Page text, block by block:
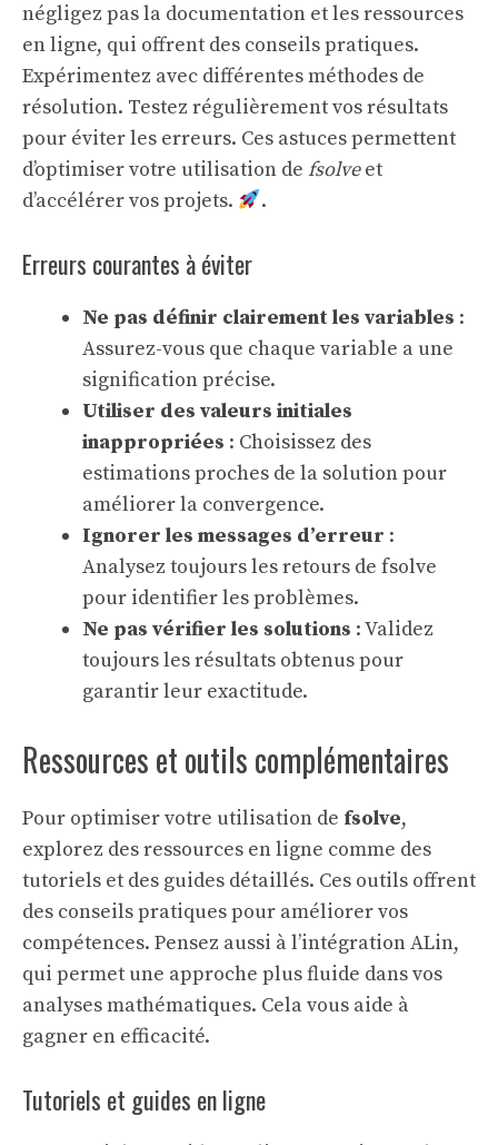
négligez pas la documentation et les ressources
en ligne, qui offrent des conseils pratiques.
Expérimentez avec différentes méthodes de
résolution. Testez régulièrement vos résultats
pour éviter les erreurs. Ces astuces permettent
d’optimiser votre utilisation de fsolveet
d’accélérer vos projets.
.
Erreurs courantes à éviter
Ne pas définir clairement les variables :
Assurez-vous que chaque variable a une
signification précise.
Utiliser des valeurs initiales
inappropriées : Choisissez des
estimations proches de la solution pour
améliorer la convergence.
Ignorer les messages d’erreur :
Analysez toujours les retours de fsolve
pour identifier les problèmes.
Ne pas vérifier les solutions : Validez
toujours les résultats obtenus pour
garantir leur exactitude.
Ressources et outils complémentaires
Pour optimiser votre utilisation de fsolve,
explorez des ressources en ligne comme des
tutoriels et des guides détaillés. Ces outils offrent
des conseils pratiques pour améliorer vos
compétences. Pensez aussi à l’intégration ALin,
qui permet une approche plus fluide dans vos
analyses mathématiques. Cela vous aide à
gagner en efficacité.
Tutoriels et guides en ligne